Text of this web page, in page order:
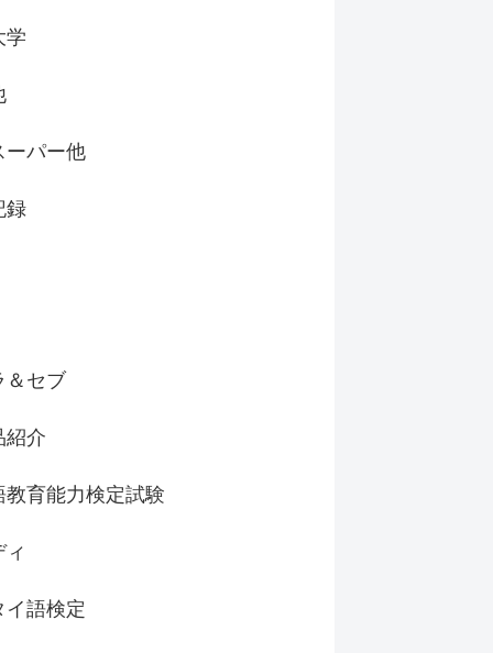
学
ーパー他
録
＆セブ
紹介
教育能力検定試験
ィ
イ語検定